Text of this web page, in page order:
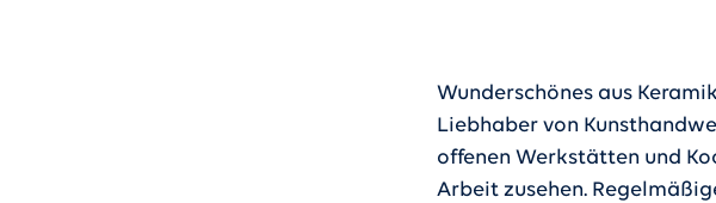
Wunderschönes aus
Liebhaber von
offenen Werkstätten und
Arbeit zusehen.